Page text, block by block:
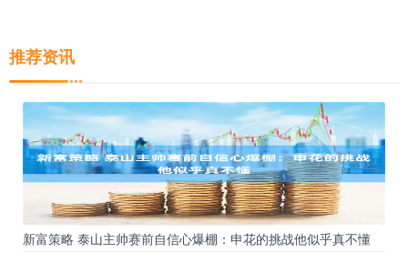
推荐资讯
新富策略 泰山主帅赛前自信心爆棚：申花的挑战他似乎真不懂